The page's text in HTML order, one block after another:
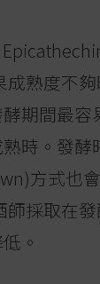
成熟度不
期間最容
時。發酵
方式也
師採取在
。